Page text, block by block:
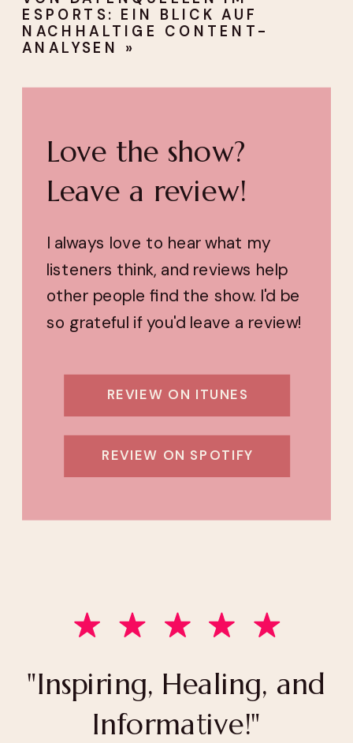
ESPORTS: EIN BLICK AUF
NACHHALTIGE CONTENT-
ANALYSEN
»
REVIEW ON SPOTIFY
REVIEW ON ITUNES
I always love to hear what my
listeners think, and reviews help
other people find the show. I'd be
so grateful if you'd leave a review!
Love the show?
Leave a review!
"Inspiring, Healing, and
Informative!"